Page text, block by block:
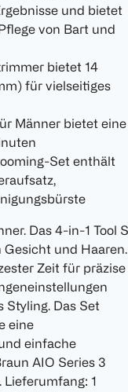
und bietet
von Bart und
bietet 14
für vielseitiges
Männer bietet eine
Set enthält
Das 4-in-1 Tool
und Haaren.
Zeit für präzise
Styling. Das Set
eine
einfache
AIO Series 3
1